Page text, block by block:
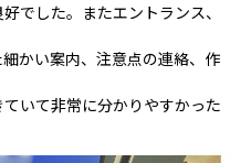
でした。またエントランス、
かい案内、注意点の連絡、作
いて非常に分かりやすかった